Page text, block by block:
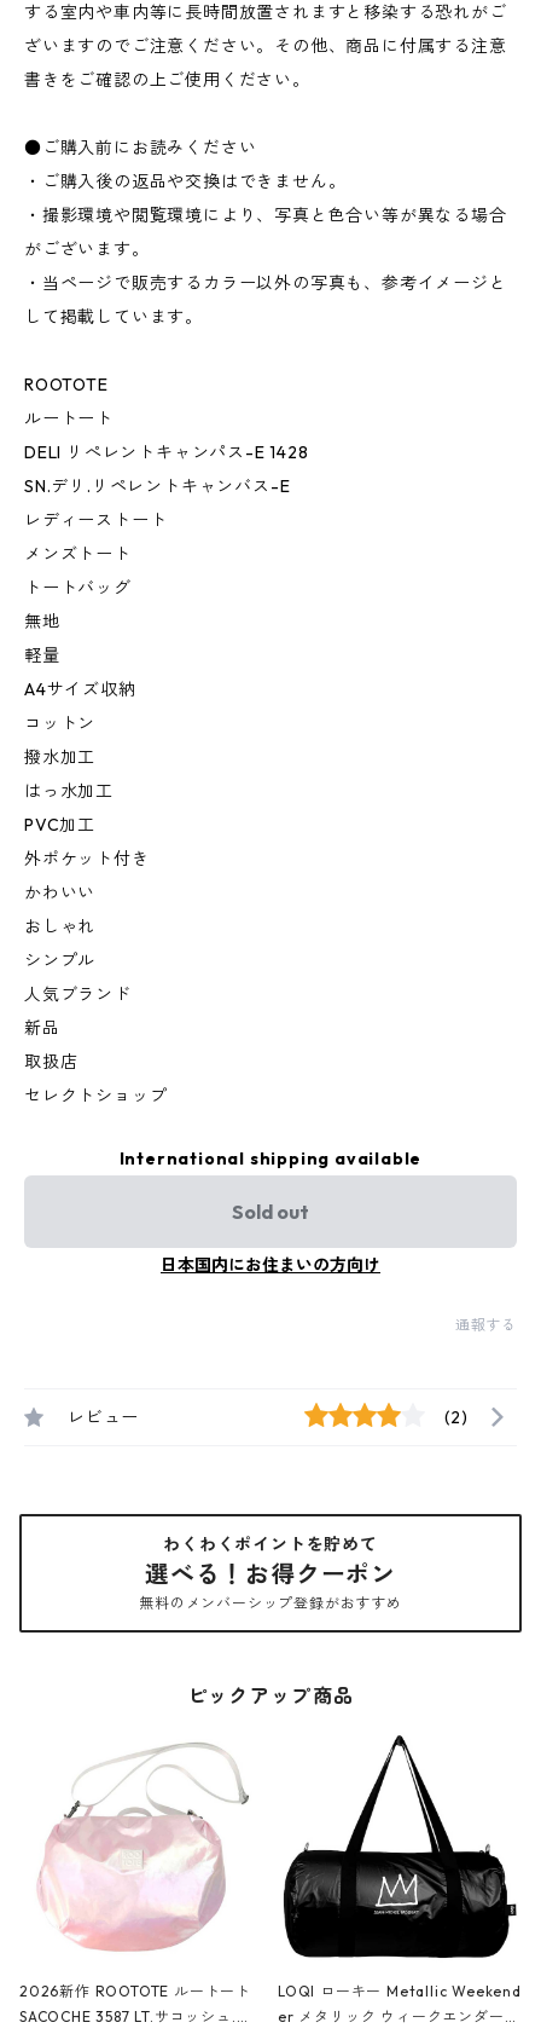
する室内や車内等に長時間放置されますと移染する恐れがご
ざいますのでご注意ください。その他、商品に付属する注意
書きをご確認の上ご使用ください。
●ご購入前にお読みください
・ご購入後の返品や交換はできません。
・撮影環境や閲覧環境により、写真と色合い等が異なる場合
がございます。
・当ページで販売するカラー以外の写真も、参考イメージと
して掲載しています。
ROOTOTE
ルートート
DELI リぺレントキャンパス-E 1428
SN.デリ.リペレントキャンバス-E
レディーストート
メンズトート
トートバッグ
無地
軽量
A4サイズ収納
コットン
撥水加工
はっ水加工
PVC加工
外ポケット付き
かわいい
おしゃれ
シンプル
人気ブランド
新品
取扱店
セレクトショップ
International shipping available
Sold out
日本国内にお住まいの方向け
通報する
レビュー (2)
わくわくポイントを貯めて
選べる！お得クーポン
無料のメンバーシップ登録がおすすめ
ピックアップ商品
2026新作 ROOTOTE ルートート
SACOCHE 3587 LT.サコッシュ.ル
LOQI ローキー Metallic Weekend
er メタリック ウィークエンダー